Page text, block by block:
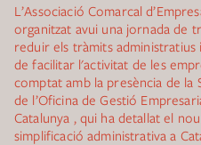
L’Associació Comarcal
organitzat avui una jornada de
reduir els tràmits
de facilitar l'activitat de les
comptat amb la presència de la
de l’Oficina de Gestió
Catalunya , qui ha detallat el
simplificació administrativa a